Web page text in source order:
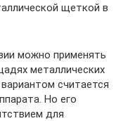
щеткой в
можно применять
металлических
считается
Но его
для